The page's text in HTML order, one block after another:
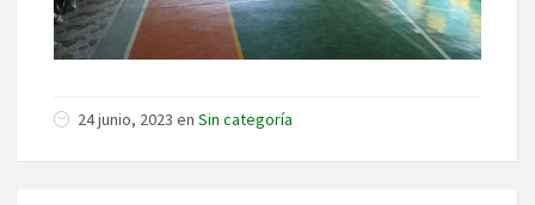
24 junio, 2023 en Sin categoría